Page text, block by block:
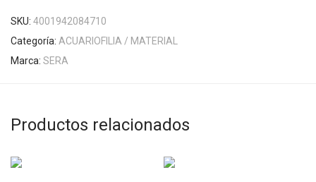
SKU: 4001942084710
Categoría: ACUARIOFILIA / MATERIAL
Marca: SERA
Productos relacionados